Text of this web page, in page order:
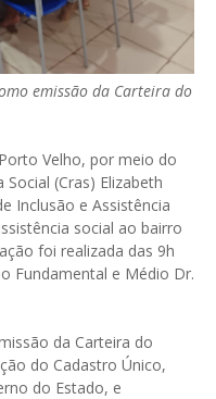
emissão da Carteira do
Velho, por meio do
(Cras) Elizabeth
Inclusão e Assistência
social ao bairro
foi realizada das 9h
Fundamental e Médio Dr.
da Carteira do
do Cadastro Único,
do Estado, e